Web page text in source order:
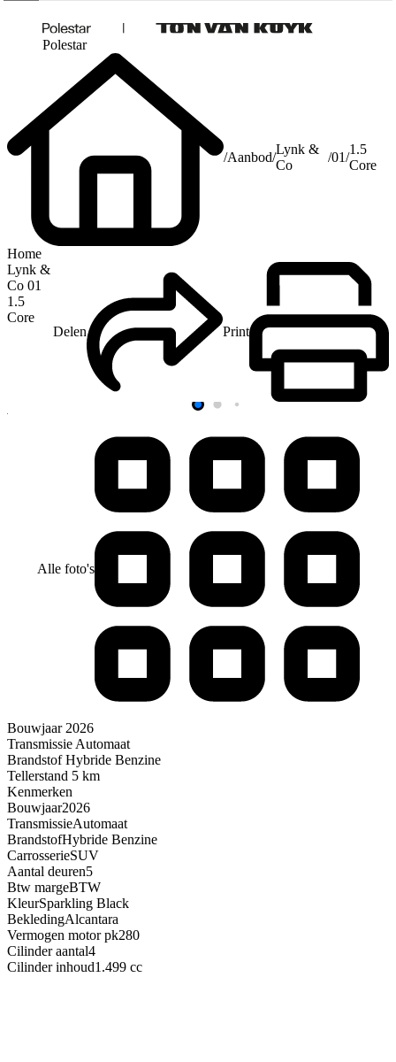
Polestar
Home
/Aanbod/
Lynk &
Co
/01/
1.5
Core
Lynk &
Co 01
1.5
Core
Delen
Print
Alle foto's
Bouwjaar 2026
Transmissie Automaat
Brandstof Hybride Benzine
Tellerstand 5 km
Kenmerken
Bouwjaar2026
TransmissieAutomaat
BrandstofHybride Benzine
CarrosserieSUV
Aantal deuren5
Btw margeBTW
KleurSparkling Black
BekledingAlcantara
Vermogen motor pk280
Cilinder aantal4
Cilinder inhoud1.499 cc